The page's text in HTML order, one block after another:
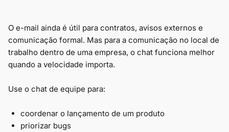
O e-mail ainda é útil para contratos, avisos externos e
comunicação formal. Mas para a comunicação no local de
trabalho dentro de uma empresa, o chat funciona melhor
quando a velocidade importa.
Use o chat de equipe para:
coordenar o lançamento de um produto
priorizar bugs